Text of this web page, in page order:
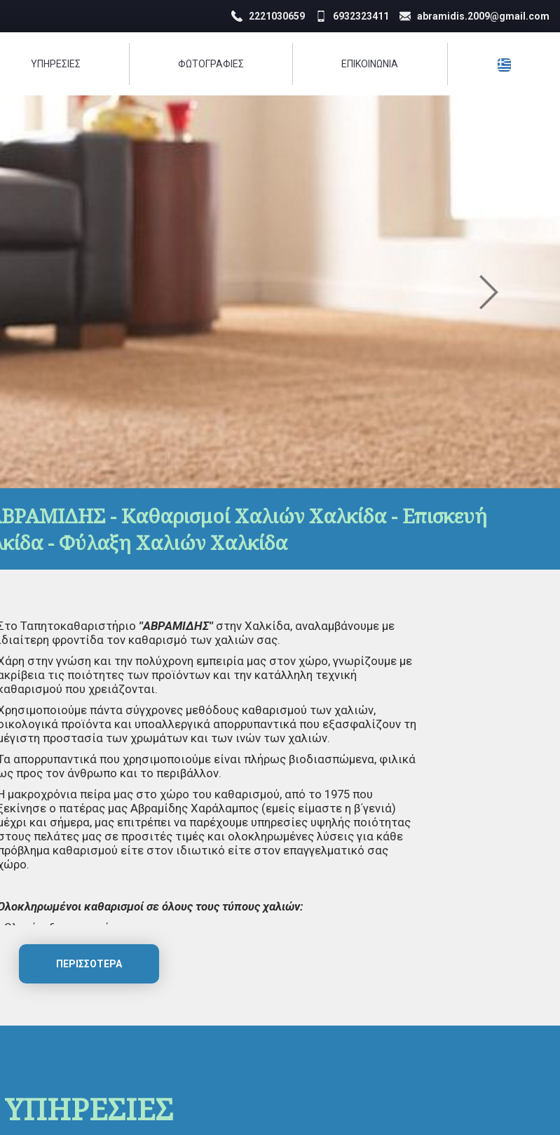
2221030659 6932323411 abramidis.2009@gmail.com
ΥΠΗΡΕΣΙΕΣ ΦΩΤΟΓΡΑΦΊΕΣ ΕΠΙΚΟΙΝΩΝΊΑ
- Καθαρισμοί Χαλιών Χαλκίδα - Επισκευή
- Φύλαξη Χαλιών Χαλκίδα
Ταπητοκαθαριστήριο ''ΑΒΡΑΜΙΔΗΣ'' στην Χαλκίδα, αναλαμβάνουμε με
φροντίδα τον καθαρισμό των χαλιών σας.
στην γνώση και την πολύχρονη εμπειρία μας στον χώρο, γνωρίζουμε με
τις ποιότητες των προϊόντων και την κατάλληλη τεχνική
που χρειάζονται.
πάντα σύγχρονες μεθόδους καθαρισμού των χαλιών,
προϊόντα και υποαλλεργικά απορρυπαντικά που εξασφαλίζουν τη
προστασία των χρωμάτων και των ινών των χαλιών.
απορρυπαντικά που χρησιμοποιούμε είναι πλήρως βιοδιασπώμενα, φιλικά
προς τον άνθρωπο και το περιβάλλον.
μακροχρόνια πείρα μας στο χώρο του καθαρισμού, από το 1975 που
ο πατέρας μας Αβραμίδης Χαράλαμπος (εμείς είμαστε η β΄γενιά)
και σήμερα, μας επιτρέπει να παρέχουμε υπηρεσίες υψηλής ποιότητας
πελάτες μας σε προσιτές τιμές και ολοκληρωμένες λύσεις για κάθε
καθαρισμού είτε στον ιδιωτικό είτε στον επαγγελματικό σας
καθαρισμοί σε όλους τους τύπους χαλιών:
- Ολομέταξα χειροποίητα
- Μάλλινα μηχανής
- Συνθετικά μηχανής
- Χαλί κοκοφοίνικα
Ό,τι και αν μας εμπιστευθείτε (χαλιά, μοκέτες, φλοκάτες ή και τον καθαρισμό
του σαλονιού σας), αφοσιωνόμαστε στην εργασία μας και την παροχή
ΠΕΡΙΣΣΌΤΕΡΑ
ΥΠΗΡΕΣΙΕΣ